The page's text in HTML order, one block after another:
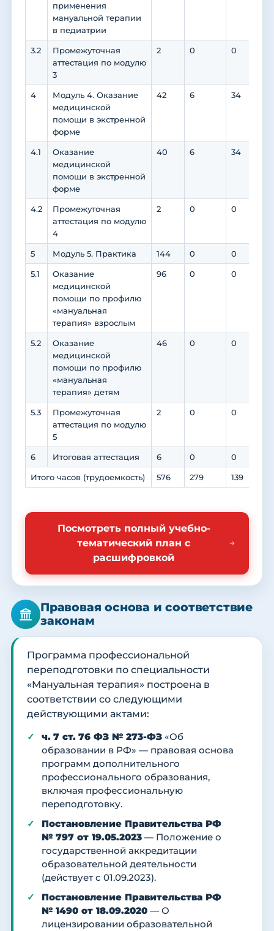
применения
мануальной терапии
в педиатрии
3.2
Промежуточная
аттестация по модулю
3
2 0 0
4
Модуль 4. Оказание
медицинской
помощи в экстренной
форме
42 6 34
4.1
Оказание
медицинской
помощи в экстренной
форме
40 6 34
4.2
Промежуточная
аттестация по модулю
4
2 0 0
5 Модуль 5. Практика 144 0 0
5.1
Оказание
медицинской
помощи по профилю
«мануальная
терапия» взрослым
96 0 0
5.2
Оказание
медицинской
помощи по профилю
«мануальная
терапия» детям
46 0 0
5.3
Промежуточная
аттестация по модулю
5
2 0 0
6 Итоговая аттестация 6 0 0
Итого часов (трудоемкость) 576 279 139
Посмотреть полный учебно-
тематический план с
расшифровкой
Правовая основа и соответствие
законам
Программа профессиональной
переподготовки по специальности
«Мануальная терапия» построена в
соответствии со следующими
действующими актами:
ч. 7 ст. 76 ФЗ № 273-ФЗ «Об
образовании в РФ» — правовая основа
программ дополнительного
профессионального образования,
включая профессиональную
переподготовку.
Постановление Правительства РФ
№ 797 от 19.05.2023 — Положение о
государственной аккредитации
образовательной деятельности
(действует с 01.09.2023).
Постановление Правительства РФ
№ 1490 от 18.09.2020 — О
лицензировании образовательной